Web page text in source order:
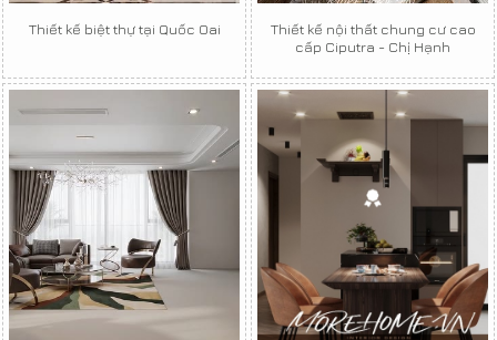
Thiết kế biệt thự tại Quốc Oai
Thiết kế nội thất chung cư cao
cấp Ciputra - Chị Hạnh